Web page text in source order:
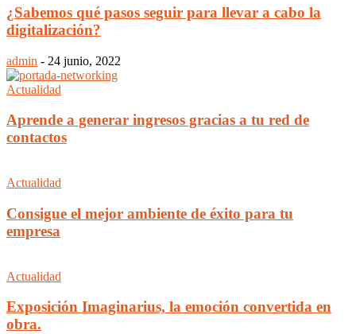
¿Sabemos qué pasos seguir para llevar a cabo la
digitalización?
admin - 24 junio, 2022
Actualidad
Aprende a generar ingresos gracias a tu red de
contactos
Actualidad
Consigue el mejor ambiente de éxito para tu
empresa
Actualidad
Exposición Imaginarius, la emoción convertida en
obra.